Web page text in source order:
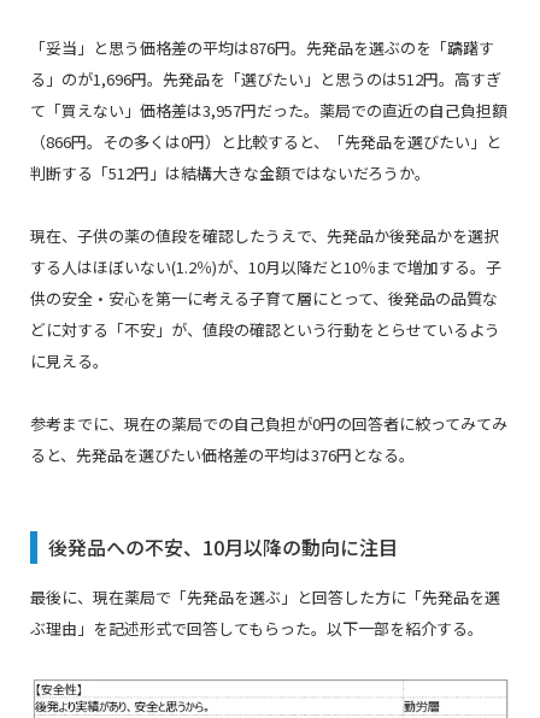
「妥当」と思う価格差の平均は876円。先発品を選ぶのを「躊躇す
る」のが1,696円。先発品を「選びたい」と思うのは512円。高すぎ
て「買えない」価格差は3,957円だった。薬局での直近の自己負担額
（866円。その多くは0円）と比較すると、「先発品を選びたい」と
判断する「512円」は結構大きな金額ではないだろうか。
現在、子供の薬の値段を確認したうえで、先発品か後発品かを選択
する人はほぼいない(1.2％)が、10月以降だと10％まで増加する。子
供の安全・安心を第一に考える子育て層にとって、後発品の品質な
どに対する「不安」が、値段の確認という行動をとらせているよう
に見える。
参考までに、現在の薬局での自己負担が0円の回答者に絞ってみてみ
ると、先発品を選びたい価格差の平均は376円となる。
後発品への不安、10月以降の動向に注目
最後に、現在薬局で「先発品を選ぶ」と回答した方に「先発品を選
ぶ理由」を記述形式で回答してもらった。以下一部を紹介する。